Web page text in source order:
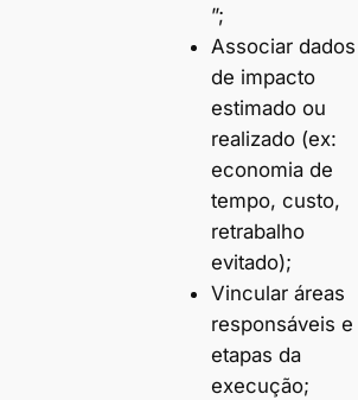
”;
Associar dados
de impacto
estimado ou
realizado (ex:
economia de
tempo, custo,
retrabalho
evitado);
Vincular áreas
responsáveis e
etapas da
execução;